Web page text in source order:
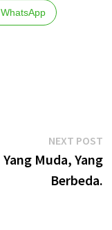
WhatsApp
NEXT POST
Yang Muda, Yang
Berbeda.